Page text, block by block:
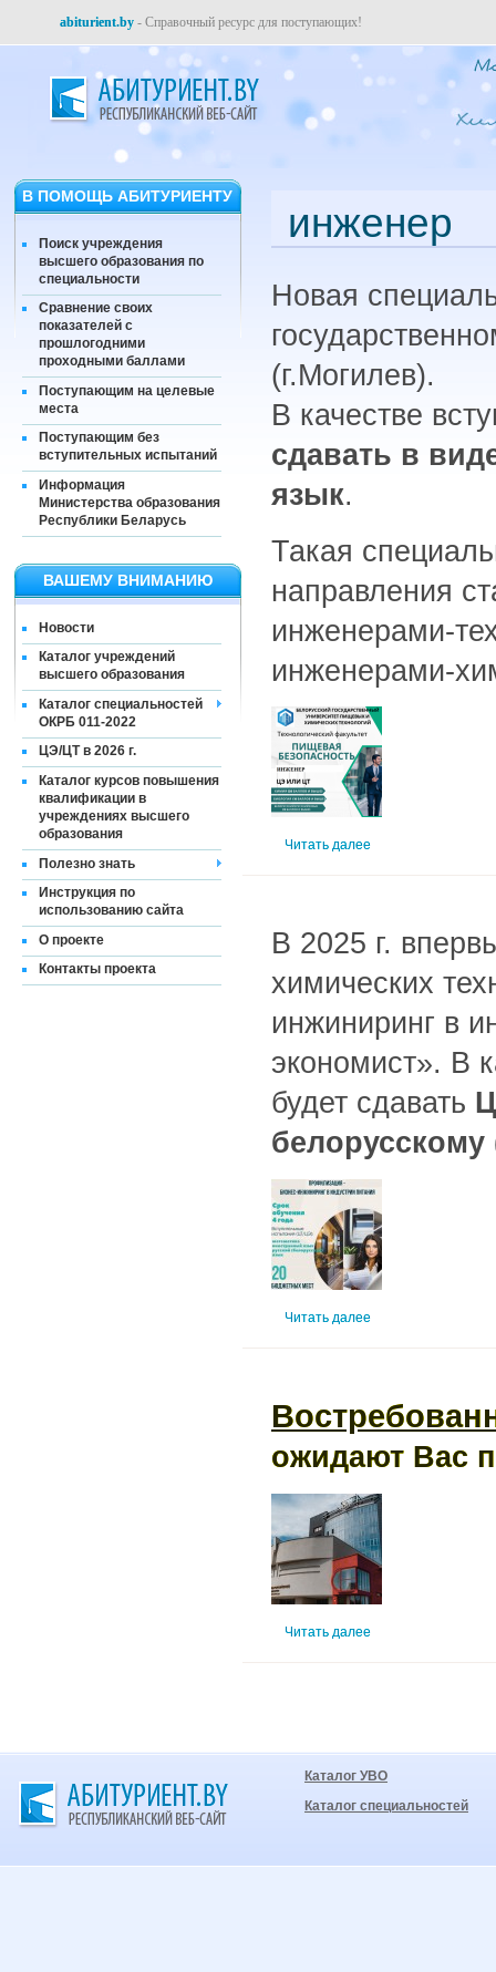
abiturient.by - Справочный ресурс для поступающих!
В ПОМОЩЬ АБИТУРИЕНТУ
Поиск учреждения
высшего образования по
специальности
Сравнение своих
показателей с
прошлогодними
проходными баллами
Поступающим на целевые
места
Поступающим без
вступительных испытаний
Информация
Министерства образования
Республики Беларусь
ВАШЕМУ ВНИМАНИЮ
Новости
Каталог учреждений
высшего образования
Каталог специальностей
ОКРБ 011-2022
ЦЭ/ЦТ в 2026 г.
Каталог курсов повышения
квалификации в
учреждениях высшего
образования
Полезно знать
Инструкция по
использованию сайта
О проекте
Контакты проекта
инженер
Новая
(г.Могилев).
В качестве
сдавать в
язык.
Такая
направления
инженерами-
инженерами-
Читать далее
В 2025 г.
химических
инжиниринг в
экономист». В
будет сдавать
белорусскому
Читать далее
ожидают Вас
Читать далее
Каталог УВО
Каталог специальностей